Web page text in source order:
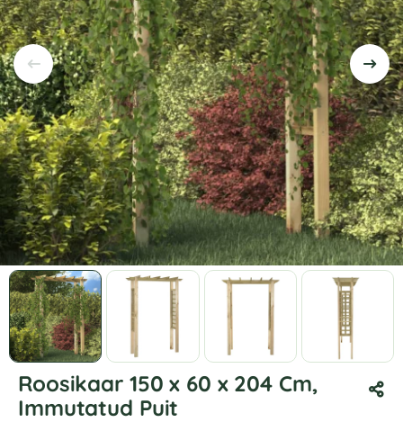
Roosikaar 150 x 60 x 204 Cm,
Immutatud Puit